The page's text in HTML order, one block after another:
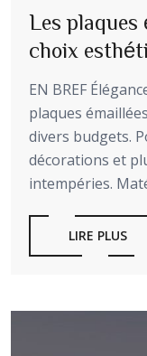
Les plaques
choix
EN BREF
plaques
divers budgets.
décorations et
intempéries.
LIRE PLUS